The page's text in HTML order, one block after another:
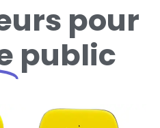
pour
public